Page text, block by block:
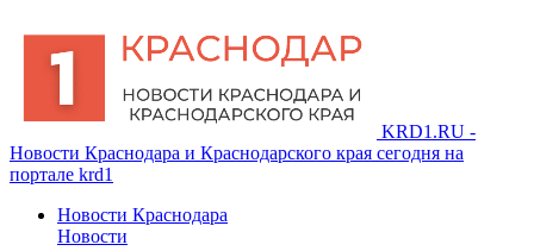
KRD1.RU -
Новости Краснодара и Краснодарского края сегодня на
портале krd1
Новости Краснодара
Новости